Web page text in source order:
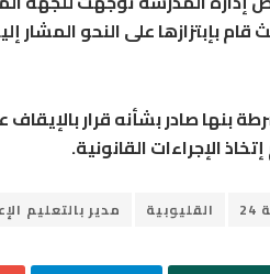
بإبتزازها على النحو المشار
بنها صادر بشأنه قرار
الإجراءات القانونية.
القليوبية مدير بالتعليم